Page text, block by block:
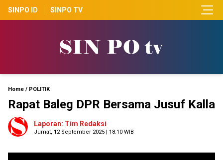
SINPO ID SINPO TV
Home / POLITIK
Rapat Baleg DPR Bersama Jusuf Kalla
Laporan: Tim Redaksi
Jumat, 12 September 2025 | 18:10 WIB